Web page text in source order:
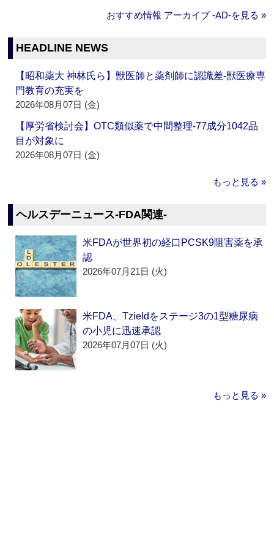
おすすめ情報 アーカイブ ‐AD‐を見る »
HEADLINE NEWS
【昭和薬大 神林氏ら】獣医師と薬剤師に認識差‐獣医療専
門教育の充実を
2026年08月07日 (金)
【厚労省検討会】OTC類似薬で中間整理‐77成分1042品
目が対象に
2026年08月07日 (金)
もっと見る »
ヘルスデーニュース‐FDA関連‐
米FDAが世界初の経口PCSK9阻害薬を承
認
2026年07月21日 (火)
米FDA、Tzieldをステージ3の1型糖尿病
の小児に迅速承認
2026年07月07日 (火)
もっと見る »